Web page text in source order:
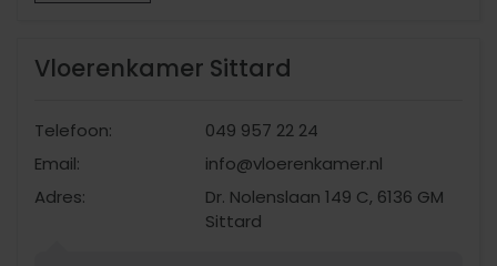
Vloerenkamer Sittard
Telefoon:
049 957 22 24
Email:
info@vloerenkamer.nl
Adres:
Dr. Nolenslaan 149 C, 6136 GM
Sittard